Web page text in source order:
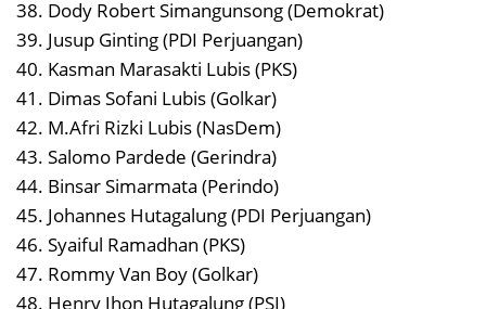
38. Dody Robert Simangunsong (Demokrat)
39. Jusup Ginting (PDI Perjuangan)
40. Kasman Marasakti Lubis (PKS)
41. Dimas Sofani Lubis (Golkar)
42. M.Afri Rizki Lubis (NasDem)
43. Salomo Pardede (Gerindra)
44. Binsar Simarmata (Perindo)
45. Johannes Hutagalung (PDI Perjuangan)
46. Syaiful Ramadhan (PKS)
47. Rommy Van Boy (Golkar)
48. Henry Jhon Hutagalung (PSI)